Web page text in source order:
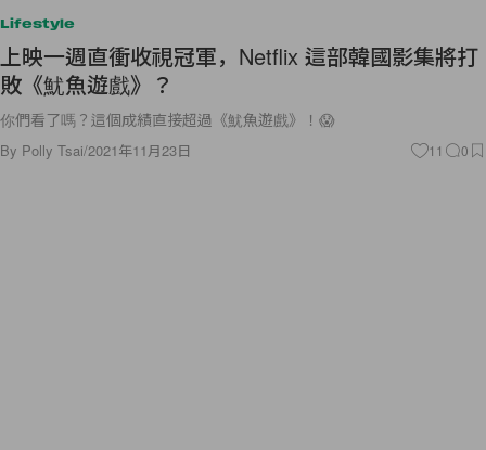
上映一週直衝收視冠軍，Netflix 這部韓國影集將打
敗《魷魚遊戲》？
你們看了嗎？這個成績直接超過《魷魚遊戲》！😱
ByPolly Tsai/ 2021年11月23日